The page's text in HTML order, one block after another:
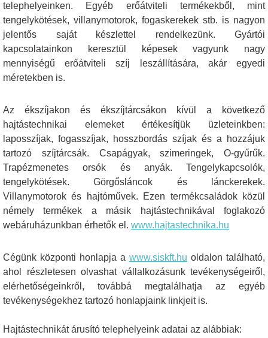
telephelyeinken. Egyéb erőátviteli termékekből, mint
tengelykötések, villanymotorok, fogaskerekek stb. is nagyon
jelentős saját készlettel rendelkezünk. Gyártói
kapcsolatainkon keresztül képesek vagyunk nagy
mennyiségű erőátviteli szíj leszállítására, akár egyedi
méretekben is.
Az ékszíjakon és ékszíjtárcsákon kívül a következő
hajtástechnikai elemeket értékesítjük üzleteinkben:
laposszíjak, fogasszíjak, hosszbordás szíjak és a hozzájuk
tartozó szíjtárcsák. Csapágyak, szimeringek, O-gyűrűk.
Trapézmenetes orsók és anyák. Tengelykapcsolók,
tengelykötések. Görgősláncok és lánckerekek.
Villanymotorok és hajtóművek. Ezen termékcsaládok közül
némely termékek a másik hajtástechnikával foglakozó
webáruházunkban érhetők el. www.hajtastechnika.hu
Cégünk központi honlapja a www.siskft.hu oldalon található,
ahol részletesen olvashat vállalkozásunk tevékenységeiről,
elérhetőségeinkről, továbbá megtalálhatja az egyéb
tevékenységekhez tartozó honlapjaink linkjeit is.
Hajtástechnikát árusító telephelyeink adatai az alábbiak: